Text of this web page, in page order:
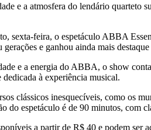
e a atmosfera do lendário
sexta-feira, o espetáculo ABBA
gerações e ganhou ainda mais
e a energia do ABBA, o show
à experiência musical.
clássicos inesquecíveis, como
espetáculo é de 90 minutos, com
a partir de R$ 40 e podem